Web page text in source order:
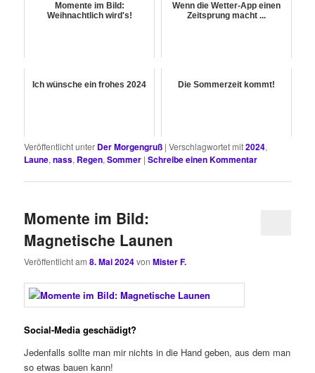
Momente im Bild:
Weihnachtlich wird's!
Wenn die Wetter-App einen
Zeitsprung macht ...
Ich wünsche ein frohes 2024 Die Sommerzeit kommt!
Veröffentlicht unter Der Morgengruß |Verschlagwortet mit2024,
Laune,nass, Regen,Sommer |Schreibe einen Kommentar
Momente im Bild:
Magnetische Launen
Veröffentlicht am8. Mai 2024vonMister F.
Social-Media geschädigt?
Jedenfalls sollte man mir nichts in die Hand geben, aus dem man
so etwas bauen kann!